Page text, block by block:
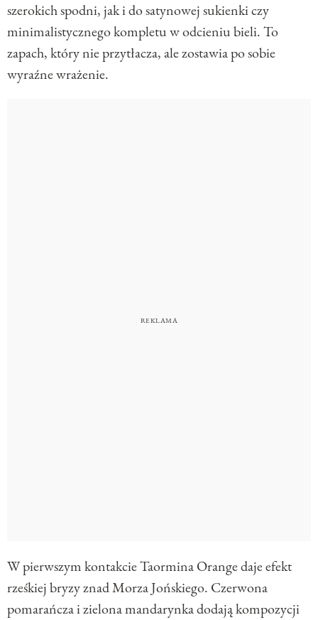
szerokich spodni, jak i do satynowej sukienki czy
minimalistycznego kompletu w odcieniu bieli. To
zapach, który nie przytłacza, ale zostawia po sobie
wyraźne wrażenie.
W pierwszym kontakcie Taormina Orange daje efekt
rześkiej bryzy znad Morza Jońskiego. Czerwona
pomarańcza i zielona mandarynka dodają kompozycji